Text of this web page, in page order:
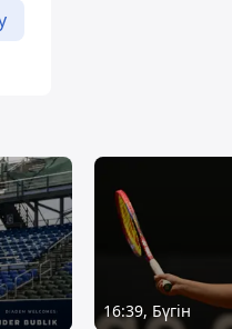
16:39, Бүгін